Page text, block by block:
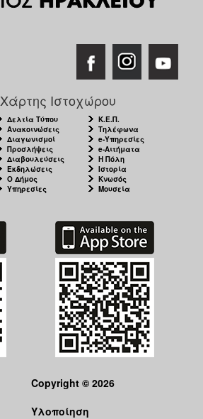
Χάρτης Ιστοχώρου
Δελτία Τύπου
Ανακοινώσεις
Διαγωνισμοί
Προσλήψεις
Διαβουλεύσεις
Εκδηλώσεις
Ο Δήμος
Υπηρεσίες
Κ.Ε.Π.
Τηλέφωνα
e-Υπηρεσίες
e-Αιτήματα
Η Πόλη
Ιστορία
Κνωσός
Μουσεία
Copyright © 2026
Υλοποίηση